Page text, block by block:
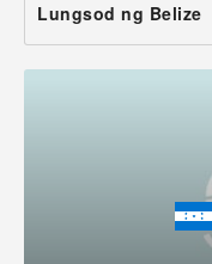
Lungsod ng Belize